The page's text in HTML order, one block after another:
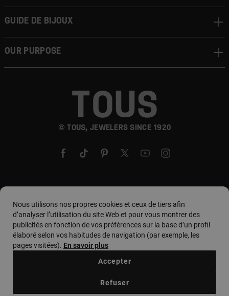
© TOUS, JEWELERS SINCE 1920
Guide de bijoux
Our Purpose
Pays et devise :country. / Euro
Conditions d'utilisation
Nous utilisons nos propres cookies et ceux de tiers afin
d’analyser l’utilisation du site Web et pour vous montrer des
publicités en fonction de vos préférences sur la base d’un profil
élaboré selon vos habitudes de navigation (par exemple, les
pages visitées). En savoir plus
Refuser
Accepter